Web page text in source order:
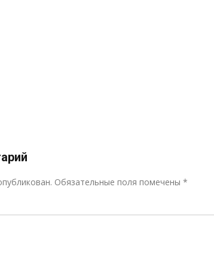
Обязательные поля помечены *